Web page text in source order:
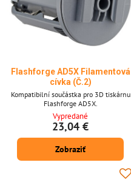
Flashforge AD5X Filamentová
cívka (Č.2)
Kompatibilní součástka pro 3D tiskárnu
Flashforge AD5X.
Vypredané
23,04 €
Zobraziť